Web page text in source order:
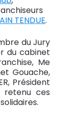
TENDUE.
du Jury
du cabinet
Me
Gouache,
Président
retenu ces